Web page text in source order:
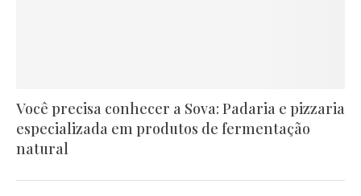
Você precisa conhecer a Sova: Padaria e pizzaria
especializada em produtos de fermentação
natural